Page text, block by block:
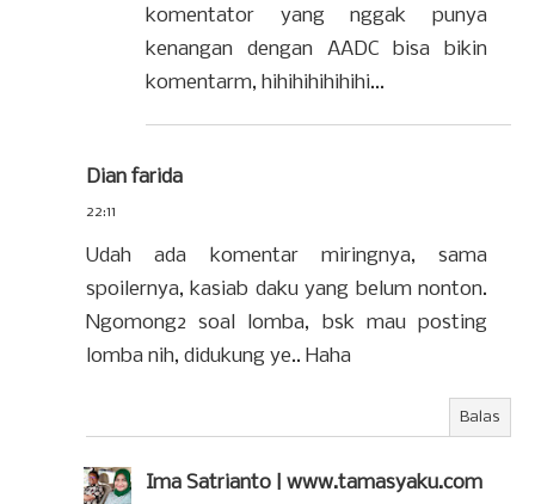
komentator yang nggak punya
kenangan dengan AADC bisa bikin
komentarm, hihihihihihihi...
Dian farida
22:11
Udah ada komentar miringnya, sama
spoilernya, kasiab daku yang belum nonton.
Ngomong2 soal lomba, bsk mau posting
lomba nih, didukung ye.. Haha
Balas
Ima Satrianto | www.tamasyaku.com